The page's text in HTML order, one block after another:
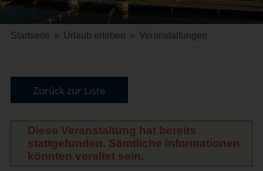
Startseite » Urlaub erleben » Veranstaltungen
Zurück zur Liste
Diese Veranstaltung hat bereits
stattgefunden. Sämtliche Informationen
könnten veraltet sein.